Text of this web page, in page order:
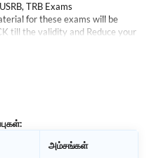
TRB Exams
for these exams will be
till the validity and Reduce your
அம்சங்கள்